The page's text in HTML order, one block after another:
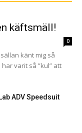
käftsmäll!
0
känt mig så
varit så ”kul” att
ADV Speedsuit